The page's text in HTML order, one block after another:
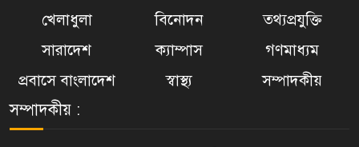
খেলাধুলা
বিনোদন
তথ্যপ্রযুক্তি
সারাদেশ
ক্যাম্পাস
গণমাধ্যম
প্রবাসে বাংলাদেশ
স্বাস্থ্য সম্পাদকীয়
সম্পাদকীয় :